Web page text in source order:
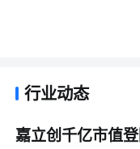
行业动态